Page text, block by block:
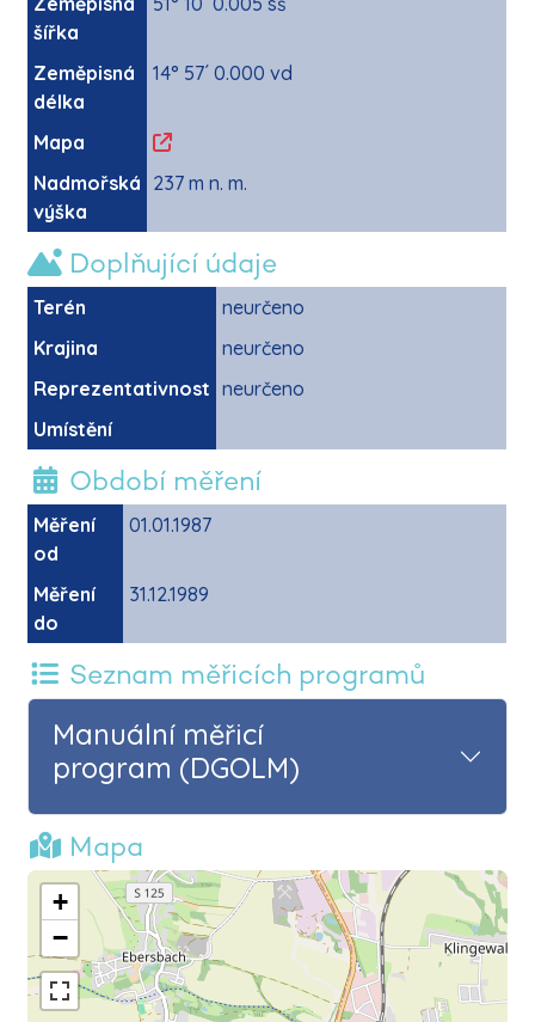
šířka
Zeměpisná
délka
14° 57´ 0.000 vd
Mapa
Nadmořská
výška
237 m n. m.
Doplňující údaje
Terén
neurčeno
Krajina
neurčeno
Reprezentativnost neurčeno
Umístění
Období měření
Měření
od
01.01.1987
Měření
do
31.12.1989
Seznam měřicích programů
Manuální měřicí
program (DGOLM)
Mapa
+
−